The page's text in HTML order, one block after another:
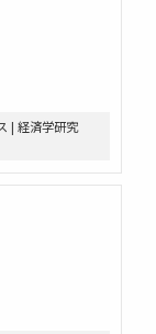
| 経済学研究